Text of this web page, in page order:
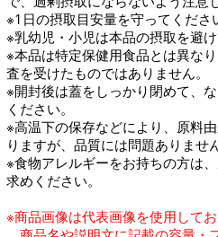
※1日の摂取目安量を守ってくださ
※乳幼児・小児は本品の摂取を避け
※本品は特定保健用食品とは異な
査を受けたものではありません。
※開封後は蓋をしっかり閉めて、
ください。
※高温下の保存などにより、原料
りますが、品質には問題ありません
※食物アレルギーをお持ちの方は
求めください。
※商品画像は代表画像を使用してお